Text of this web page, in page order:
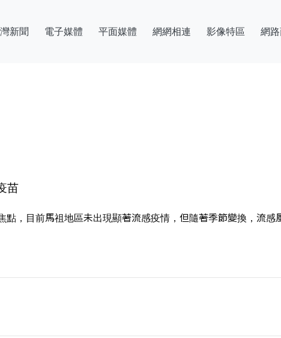
新聞 電子媒體 平面媒體 網網相連 影像特區 網
苗
點，目前馬祖地區未出現顯著流感疫情，但隨著季節變換，流